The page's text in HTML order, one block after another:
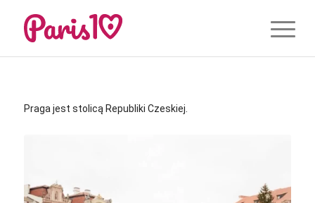
Praga jest stolicą Republiki Czeskiej.